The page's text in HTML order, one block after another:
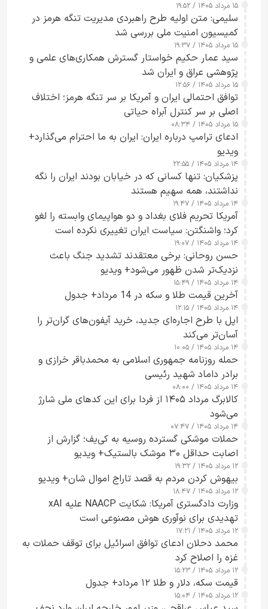
۱۵ مرداد ۱۴۰۵ / ۱۹:۵۲
سلیمی: متن اولیه طرح راهبردی مدیریت تنگه هرمز در
کمیسیون امنیت ملی بررسی شد
۱۵ مرداد ۱۴۰۵ / ۱۹:۳۷
سید عمار حکیم خواستار گسترش همکاری‌های علمی و
پژوهشی عراق و ایران شد
۱۵ مرداد ۱۴۰۵ / ۱۲:۵۶
توافق احتمالی ایران و آمریکا بر سر تنگه هرمز؛ اختلاف
اصلی بر سر کنترل آبراه حیاتی
۱۵ مرداد ۱۴۰۵ / ۰۸:۳۴
ادعای ترامپ درباره ایران: ایران به ما احترام می‌گذارد+
ویدیو
۱۴ مرداد ۱۴۰۵ / ۲۲:۵۵
پزشکیان: تنها کسانی که در خیابان بودند ایران را نگه
نداشتند، همه سهیم هستند
۱۴ مرداد ۱۴۰۵ / ۱۹:۴۷
آمریکا تحریم فلای بغداد و دو هواپیمای وابسته را لغو
کرد؛ واشنگتن: سیاست ایران تغییری نکرده است
۱۴ مرداد ۱۴۰۵ / ۱۹:۰۷
حسن روحانی: برخی معتقدند تشدید جنگ باعث
نزدیک‌تر شدن ظهور می‌شود+ ویدیو
۱۴ مرداد ۱۴۰۵ / ۱۵:۴۹
آخرین قیمت طلا و سکه در 14 مرداد+ جدول
۱۴ مرداد ۱۴۰۵ / ۱۲:۱۵
اپل با طرح اجاره‌ای جدید، خرید آیفون‌های گران‌تر را
آسان‌تر می‌کند
۱۴ مرداد ۱۴۰۵ / ۱۰:۰۵
حمله روزنامه جمهوری اسلامی به محمدباقر خرازی و
برادر داماد شهید رئیسی
۱۴ مرداد ۱۴۰۵ / ۰۸:۰۰
کالابرگ مرداد ۱۴۰۵ از فردا برای این کدهای ملی شارژ
می‌شود
۱۴ مرداد ۱۴۰۵ / ۰۷:۴۷
حملات موشکی گسترده روسیه به کی‌یف؛ گزارش از
اصابت حداقل ۳۰ موشک بالستیک+ ویدیو
۱۲ مرداد ۱۴۰۵ / ۱۹:۳۲
بیهوش کردن مردم به قصد تاراج اموال شان+ ویدیو
۱۲ مرداد ۱۴۰۵ / ۱۸:۴۷
وزارت دادگستری آمریکا: شکایت NAACP علیه xAI
تهدیدی برای نوآوری هوش مصنوعی است
۱۲ مرداد ۱۴۰۵ / ۱۷:۲۱
محمد دحلان ادعای توافق اسرائیل برای توقف حملات به
غزه را اصلاح کرد
۱۲ مرداد ۱۴۰۵ / ۱۵:۲۳
قیمت سکه، دلار و طلا ۱۲ مرداد+ جدول
۱۲ مرداد ۱۴۰۵ / ۱۵:۰۴